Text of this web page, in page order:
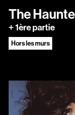
The
+ 1ère partie
Hors les murs